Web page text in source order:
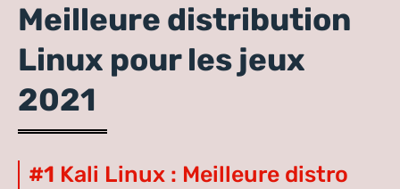
Meilleure distribution
Linux pour les jeux
2021
#1 Kali Linux : Meilleure distro